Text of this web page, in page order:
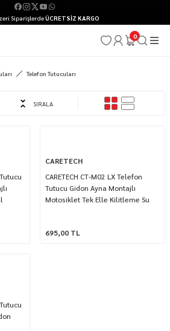
SiparişlerdeÜCRETSİZ KARGO
0
Telefon Tutucuları
SIRALA
CARETECH
CARETECH CT-M02 LX Telefon
Tutucu Gidon Ayna Montajlı
Motosiklet Tek Elle Kilitleme Su
695,00 TL